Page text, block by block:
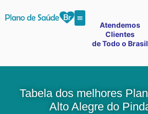
Atendemos
Clientes
de Todo o Brasil
Tabela dos melhores
Alto Alegre do